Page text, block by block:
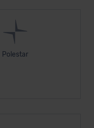
Polestar